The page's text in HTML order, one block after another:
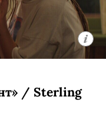
/ Sterling